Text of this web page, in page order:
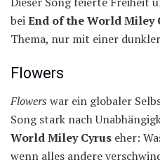
beiEnd of the World Miley
Thema, nur mit einer
Flowers
Flowers war ein globaler
Song stark nach
World Miley Cyrus eher:
wenn alles andere